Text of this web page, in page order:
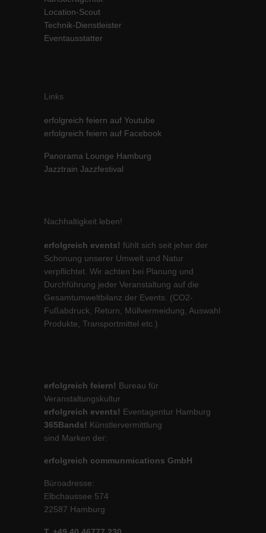
Location-Scout
Technik-Dienstleister
Eventausstatter
Links
erfolgreich feiern auf Youtube
erfolgreich feiern auf Facebook
Panorama Lounge Hamburg
Jazztrain Jazzfestival
Nachhaltigkeit leben!
erfolgreich events! fühlt sich seit jeher der
Schonung unserer Umwelt und Natur
verpflichtet. Wir achten bei Planung und
Durchführung jeder Veranstaltung auf die
Gesamtumweltbilanz der Events. (CO2-
Fußabdruck, Return, Müllvermeidung, Auswahl
Produkte, Transportmittel etc.)
erfolgreich feiern! Bureau für
Veranstaltungskultur
erfolgreich events! Eventagentur Hamburg
365Bands! Künstlervermittlung
sind Marken der:
erfolgreich communmications GmbH
Büroadresse:
Elbchaussee 574
22587 Hamburg
Inhalte von Videoplattformen und Social-Media-Plattformen werden
standardmäßig blockiert. Wenn Cookies von externen Medien akzeptiert
werden, bedarf der Zugriff auf diese Inhalte keiner manuellen Einwilligung